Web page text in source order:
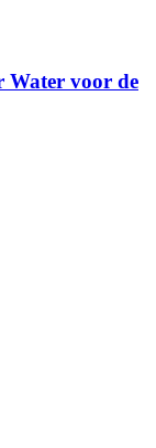
Water voor de